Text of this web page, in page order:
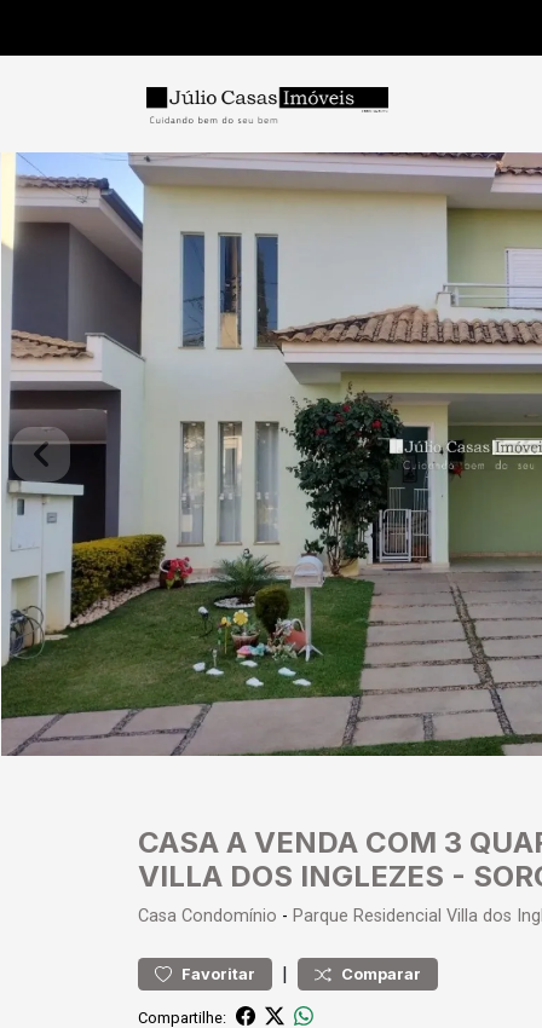
CASA A VENDA COM 3
VILLA DOS INGLEZES -
Casa Condomínio - Parque Residencial Villa dos
Favoritar | Comparar
Compartilhe: